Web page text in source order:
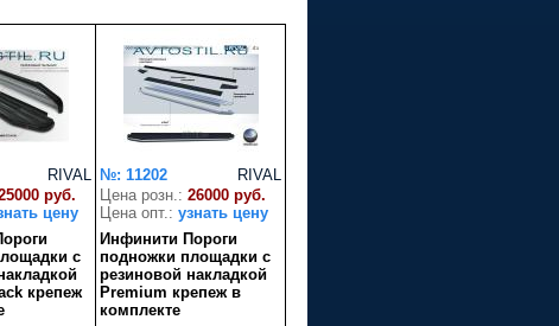
RIVAL
руб.
цену
с
крепеж
RIVAL
№: 11202
Цена розн.: 26000 руб.
Цена опт.: узнать цену
Инфинити Пороги
подножки площадки с
резиновой накладкой
Premium крепеж в
комплекте